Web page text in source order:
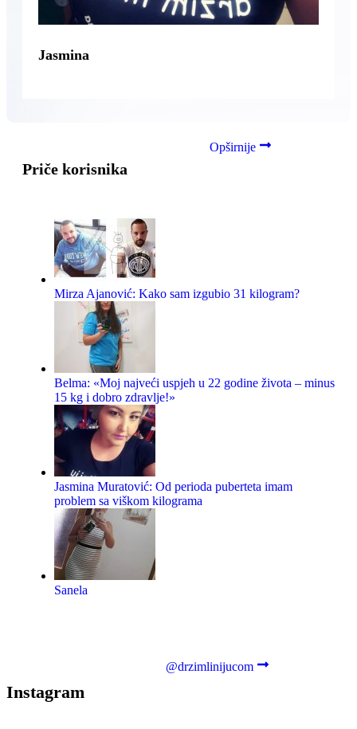
Jasmina
Priče korisnika
Opširnije
Mirza Ajanović: Kako sam izgubio 31 kilogram?
Belma: «Moj najveći uspjeh u 22 godine života – minus
15 kg i dobro zdravlje!»
Jasmina Muratović: Od perioda puberteta imam
problem sa viškom kilograma
Sanela
Instagram
@drzimlinijucom